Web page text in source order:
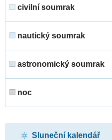
civilní soumrak
nautický soumrak
astronomický soumrak
noc
Sluneční kalendář